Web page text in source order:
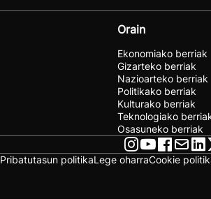
Orain
Ekonomiako berriak
Gizarteko berriak
Nazioarteko berriak
Politikako berriak
Kulturako berriak
Teknologiako
Osasuneko berriak
Pribatutasun politikaLege oharraCookie